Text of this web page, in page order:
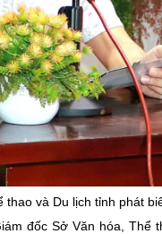
và Du lịch tỉnh phát
đốc Sở Văn hóa, Thể